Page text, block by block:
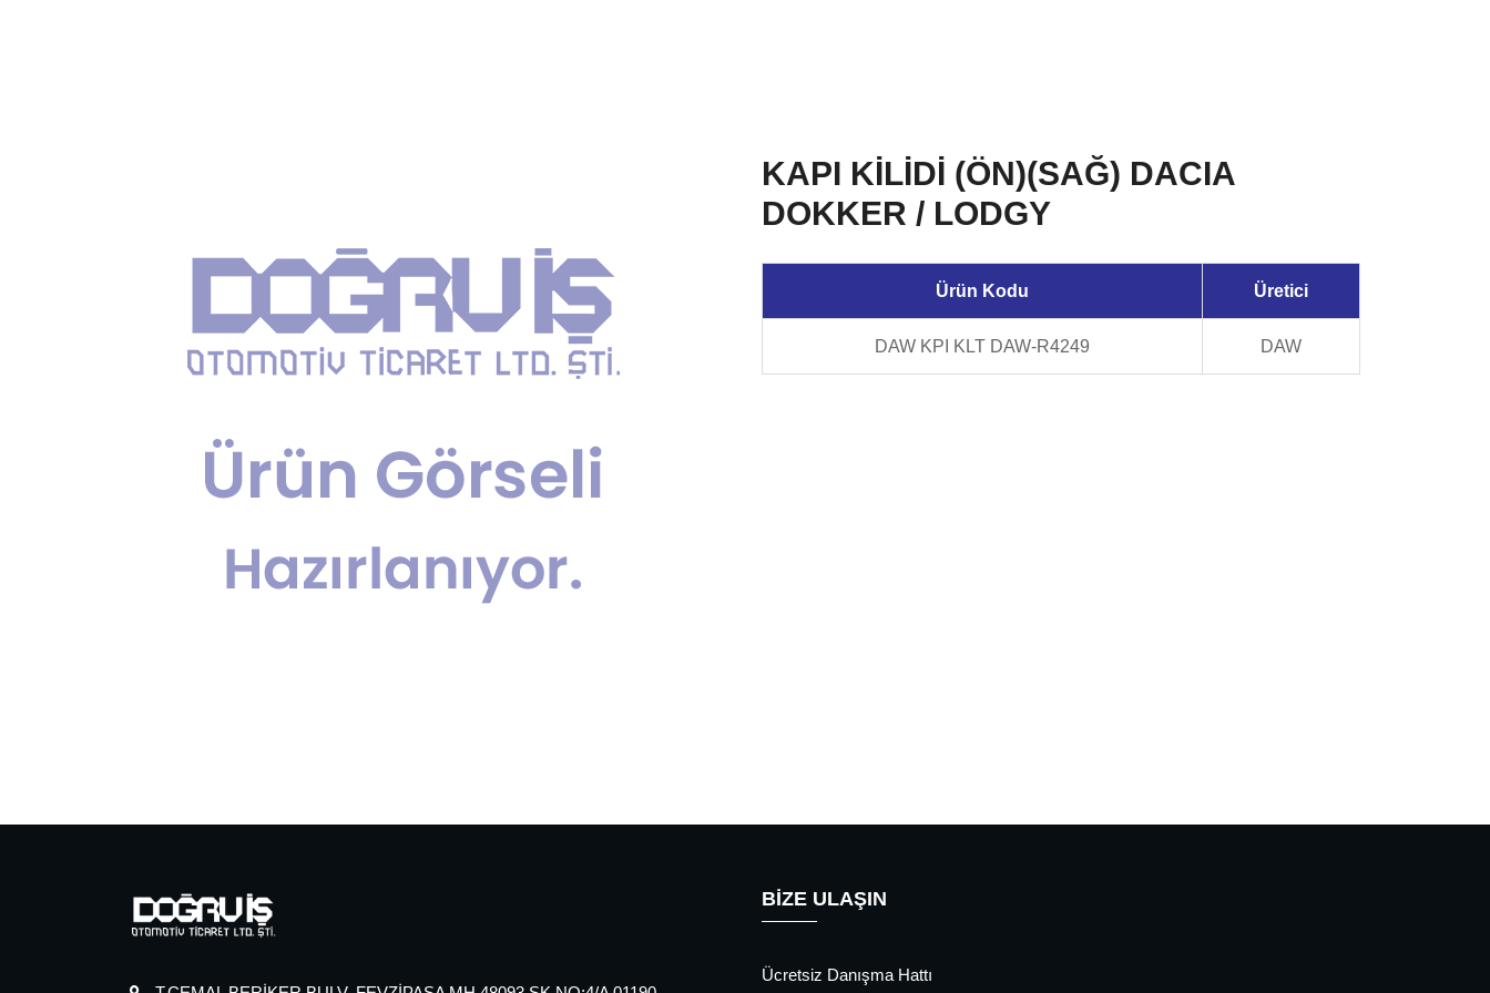
KAPI KİLİDİ (ÖN)(SAĞ) DACIA
DOKKER / LODGY
Ürün Kodu Üretici
DAW KPI KLT DAW-R4249 DAW
BİZE ULAŞIN
Ücretsiz Danışma Hattı